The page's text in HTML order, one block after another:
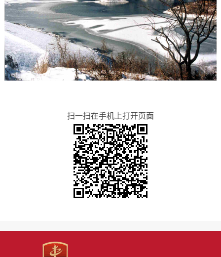
扫一扫在手机上打开页面